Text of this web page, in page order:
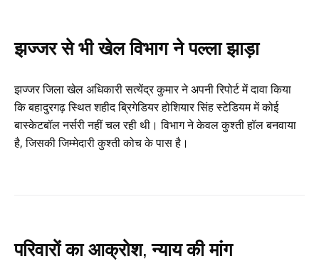
झज्जर से भी खेल विभाग ने पल्ला झाड़ा
झज्जर जिला खेल अधिकारी सत्येंद्र कुमार ने अपनी रिपोर्ट में दावा किया
कि बहादुरगढ़ स्थित शहीद ब्रिगेडियर होशियार सिंह स्टेडियम में कोई
बास्केटबॉल नर्सरी नहीं चल रही थी। विभाग ने केवल कुश्ती हॉल बनवाया
है, जिसकी जिम्मेदारी कुश्ती कोच के पास है।
परिवारों का आक्रोश, न्याय की मांग